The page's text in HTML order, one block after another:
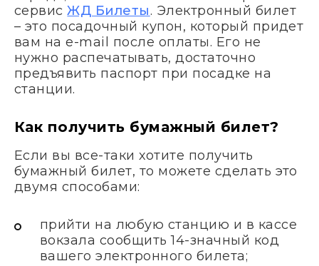
сервисЖД Билеты. Электронный билет
– это посадочный купон, который придет
вам на e-mail после оплаты. Его не
нужно распечатывать, достаточно
предъявить паспорт при посадке на
станции.
Как получить бумажный билет?
Если вы все-таки хотите получить
бумажный билет, то можете сделать это
двумя способами:
прийти на любую станцию и в кассе
вокзала сообщить 14-значный код
вашего электронного билета;